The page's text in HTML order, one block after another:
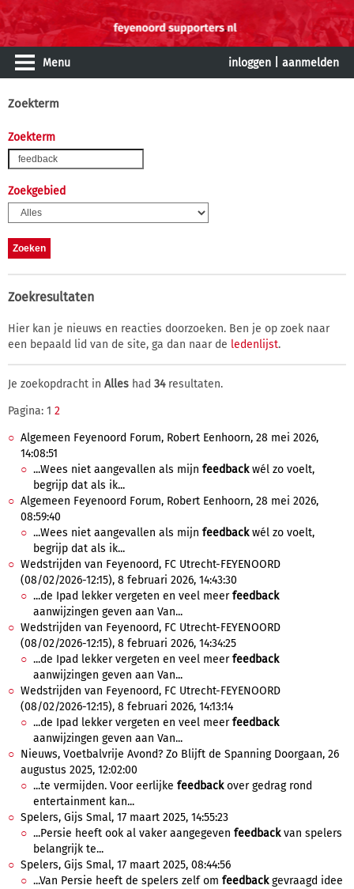
Menu inloggen aanmelden
Zoekterm
Zoekterm
Zoekgebied
Zoekresultaten
Hier kan je nieuws en reacties doorzoeken. Ben je op zoek naar
een bepaald lid van de site, ga dan naar de ledenlijst.
Je zoekopdracht in Alles had 34resultaten.
Pagina: 1 2
Algemeen Feyenoord Forum, Robert Eenhoorn, 28 mei 2026,
14:08:51
...Wees niet aangevallen als mijn feedbackwél zo voelt,
begrijp dat als ik...
Algemeen Feyenoord Forum, Robert Eenhoorn, 28 mei 2026,
08:59:40
...Wees niet aangevallen als mijn feedbackwél zo voelt,
begrijp dat als ik...
Wedstrijden van Feyenoord, FC Utrecht-FEYENOORD
(08/02/2026-12:15), 8 februari 2026, 14:43:30
...de Ipad lekker vergeten en veel meerfeedback
aanwijzingen geven aan Van...
Wedstrijden van Feyenoord, FC Utrecht-FEYENOORD
(08/02/2026-12:15), 8 februari 2026, 14:34:25
...de Ipad lekker vergeten en veel meerfeedback
aanwijzingen geven aan Van...
Wedstrijden van Feyenoord, FC Utrecht-FEYENOORD
(08/02/2026-12:15), 8 februari 2026, 14:13:14
...de Ipad lekker vergeten en veel meerfeedback
aanwijzingen geven aan Van...
Nieuws, Voetbalvrije Avond? Zo Blijft de Spanning Doorgaan, 26
augustus 2025, 12:02:00
...te vermijden. Voor eerlijke feedbackover gedrag rond
entertainment kan...
Spelers, Gijs Smal, 17 maart 2025, 14:55:23
...Persie heeft ook al vaker aangegeven feedbackvan spelers
belangrijk te...
Spelers, Gijs Smal, 17 maart 2025, 08:44:56
...Van Persie heeft de spelers zelf om feedbackgevraagd idee